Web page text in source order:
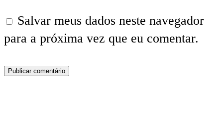
Salvar meus dados neste navegador
para a próxima vez que eu comentar.